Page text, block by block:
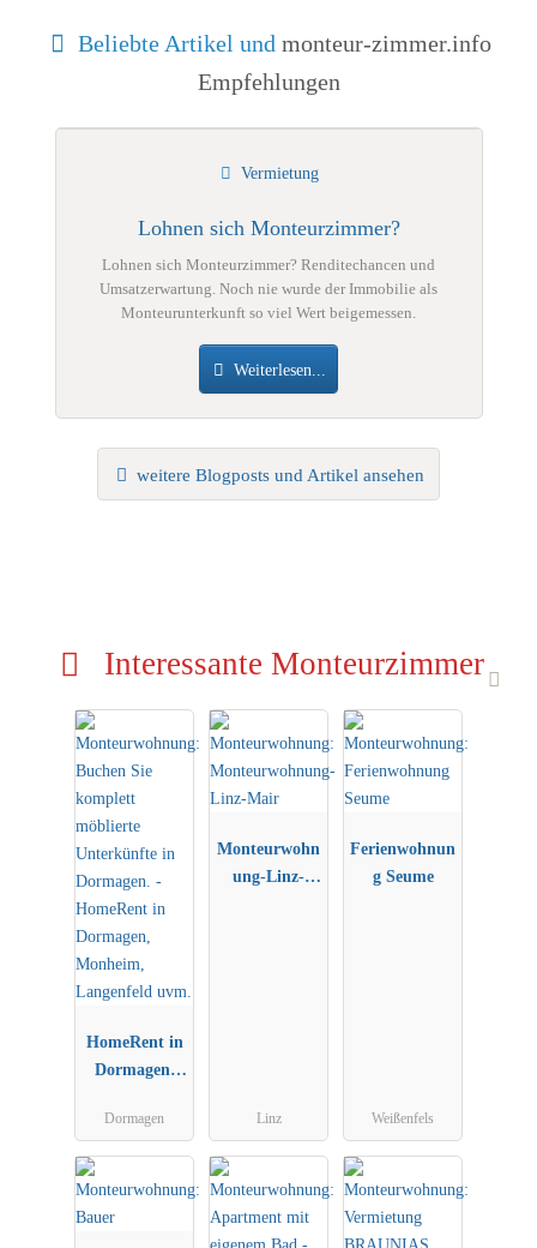
Beliebte Artikel undmonteur-zimmer.info
Empfehlungen
Lohnen sich Monteurzimmer?
Vermietung
Lohnen sich Monteurzimmer? Renditechancen und
Umsatzerwartung. Noch nie wurde der Immobilie als
Monteurunterkunft so viel Wert beigemessen.
Weiterlesen...
weitere Blogposts und Artikel ansehen
Interessante Monteurzimmer
HomeRent in
Dormagen,
Langenfeld
uvm.
Dormagen
Monteurwohn
ung-Linz-
Linz
Ferienwohnun
g Seume
Weißenfels